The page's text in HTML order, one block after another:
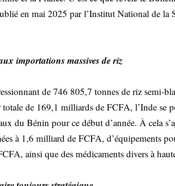
en mai 2025 par l’Institut National de la
importations massives de riz
de 746 805,7 tonnes de riz semi-
totale de 169,1 milliards de FCFA, l’Inde se
du Bénin pour ce début d’année. À cela
à 1,6 milliard de FCFA, d’équipements
ainsi que des médicaments divers à